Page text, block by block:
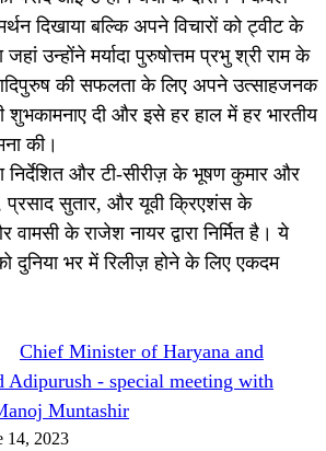
दिखाया बल्कि अपने विचारों को ट्वीट के
उन्होंने मर्यादा पुरुषोत्तम प्रभु श्री राम के
की सफलता के लिए अपने उत्साहजनक
दी और इसे हर हाल में हर भारतीय
की।
निर्देशित और टी-सीरीज़ के भूषण कुमार और
प्रसाद सुतार, और यूवी क्रिएशंस के
के राजेश नायर द्वारा निर्मित है। ये
दुनिया भर में रिलीज़ होने के लिए एकदम
Chief Minister of Haryana and
Adipurush - special meeting with
Muntashir
14, 2023